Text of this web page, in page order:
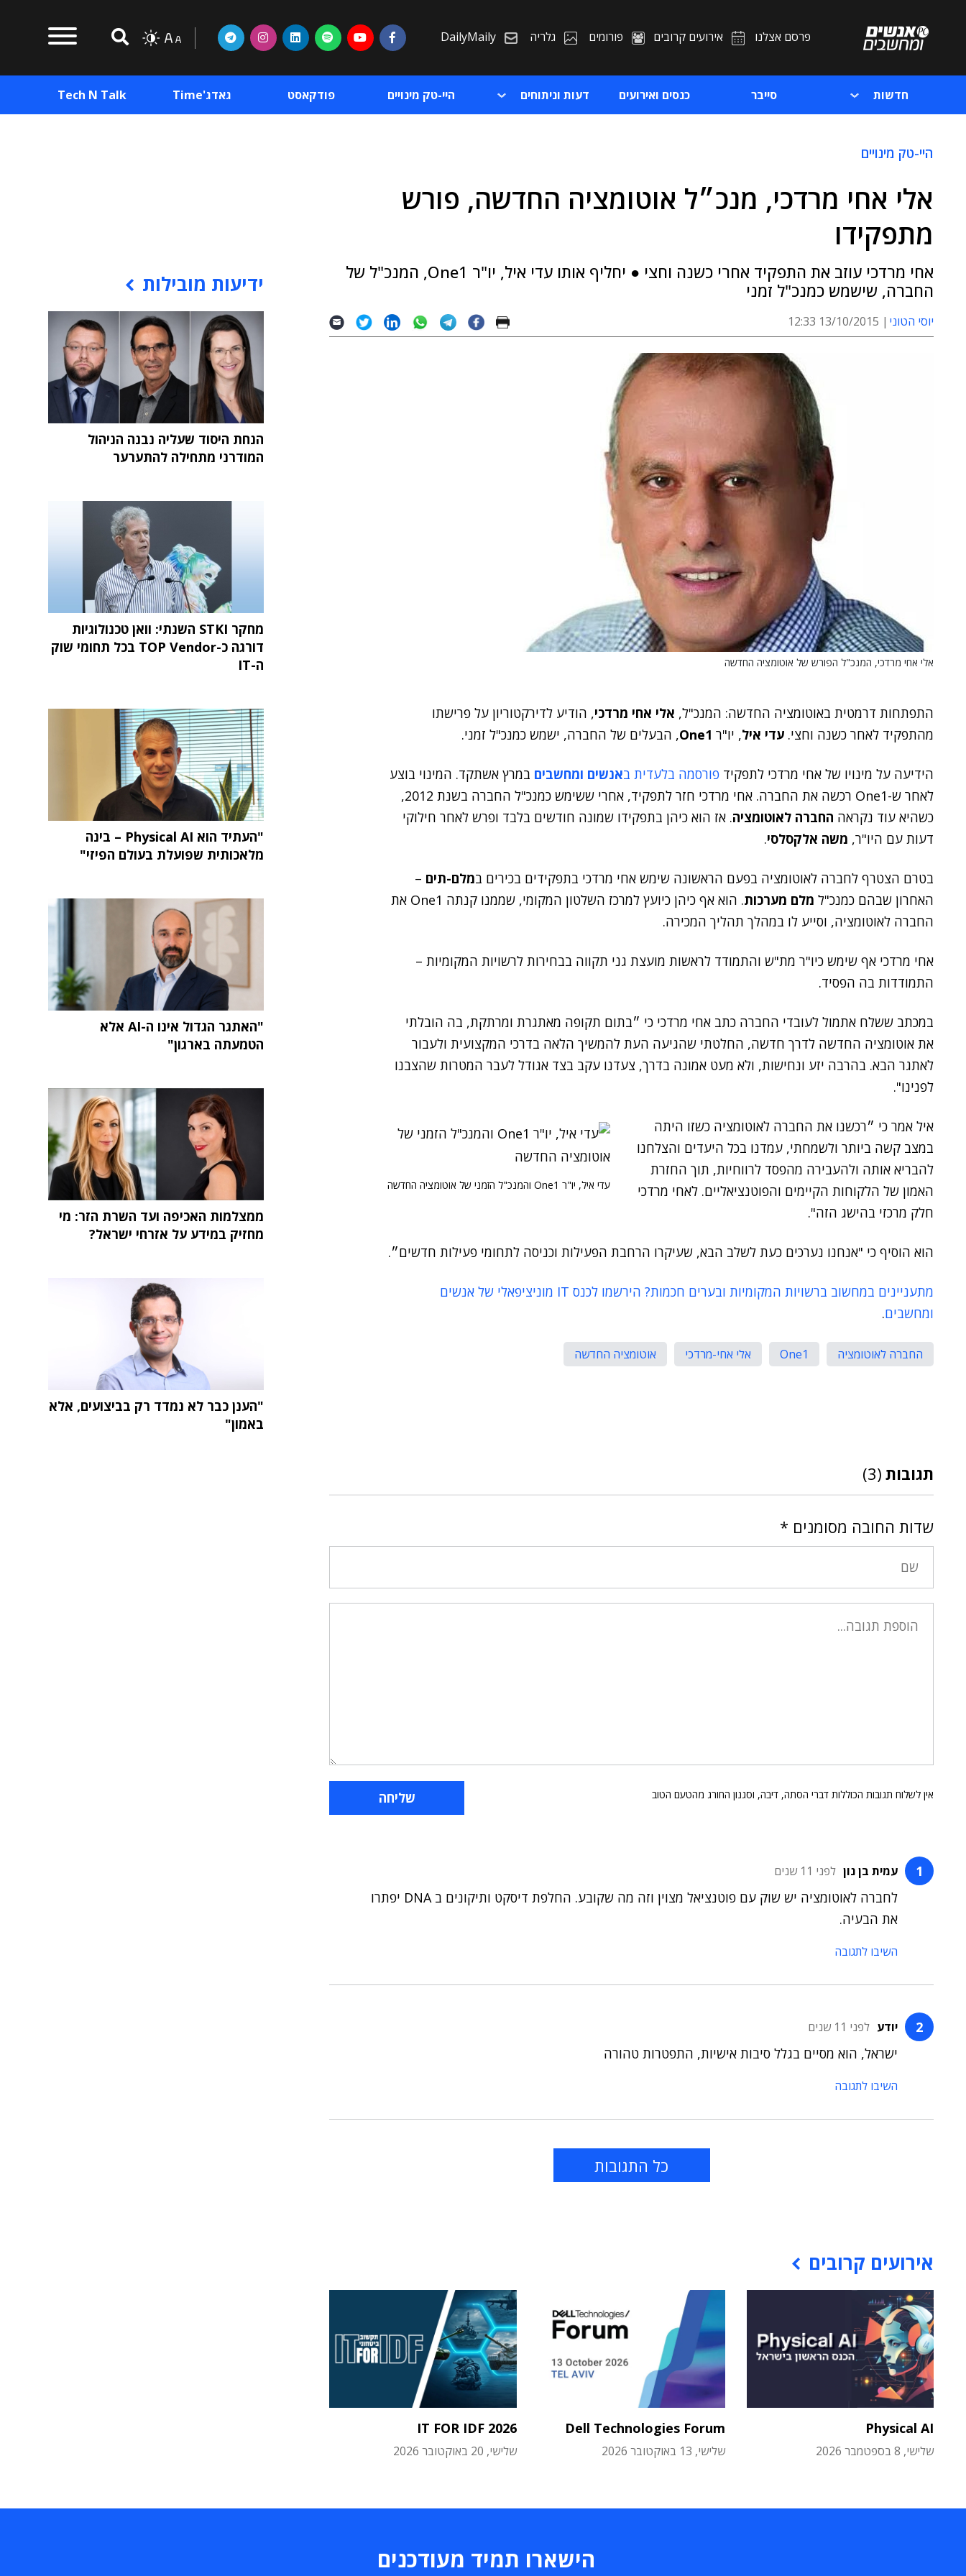
פרסם אצלנו אירועים קרובים פורומים גלריה DailyMaily
חדשות סייבר כנסים ואירועים דעות וניתוחים היי-טק מינויים פודקאסט גאדג'Time Tech N Talk
היי-טק מינויים
אלי אחי מרדכי, מנכ״ל אוטומציה החדשה, פורש
מתפקידו
אחי מרדכי עוזב את התפקיד אחרי כשנה וחצי ● יחליף אותו עדי איל, יו"ר One1, המנכ"ל של
החברה, שישמש כמנכ"ל זמני
יוסי הטוני 13/10/2015 12:33
אלי אחי מרדכי, המנכ"ל הפורש של אוטומציה החדשה
התפתחות דרמטית באוטומציה החדשה: המנכ"ל, אלי אחי מרדכי, הודיע לדירקטוריון על פרישתו
מהתפקיד לאחר כשנה וחצי. עדי איל, יו"ר One1, הבעלים של החברה, ישמש כמנכ"ל זמני.
הידיעה על מינויו של אחי מרדכי לתפקיד פורסמה בלעדית באנשים ומחשבים במרץ אשתקד. המינוי בוצע
לאחר ש-One1 רכשה את החברה. אחי מרדכי חזר לתפקיד, אחרי ששימש כמנכ"ל החברה בשנת 2012,
כשהיא עוד נקראה החברה לאוטומציה. אז הוא כיהן בתפקידו שמונה חודשים בלבד ופרש לאחר חילוקי
דעות עם היו"ר, משה אלקסלסי.
בטרם הצטרף לחברה לאוטומציה בפעם הראשונה שימש אחי מרדכי בתפקידים בכירים במלם-תים –
האחרון שבהם כמנכ"ל מלם מערכות
. הוא אף כיהן כיועץ למרכז השלטון המקומי, שממנו קנתה One1 את
החברה לאוטומציה, וסייע לו במהלך תהליך המכירה.
אחי מרדכי אף שימש כיו"ר מת"ש והתמודד לראשות מועצת גני תקווה בבחירות לרשויות המקומיות –
התמודדות בה הפסיד.
במכתב ששלח אתמול לעובדי החברה כתב אחי מרדכי כי ״בתום תקופה מאתגרת ומרתקת, בה הובלתי
את אוטומציה החדשה לדרך חדשה, החלטתי שהגיעה העת להמשיך הלאה בדרכי המקצועית ולעבור
לאתגר הבא. בהרבה יזע ונחישות, ולא מעט אמונה בדרך, צעדנו עקב בצד אגודל לעבר המטרות שהצבנו
לפנינו".
עדי איל, יו"ר One1 והמנכ"ל הזמני של אוטומציה החדשה
איל אמר כי ״רכשנו את החברה לאוטומציה כשזו היתה
במצב קשה ביותר ולשמחתי, עמדנו בכל היעדים והצלחנו
להבריא אותה ולהעבירה מהפסד לרווחיות, תוך החזרת
האמון של הלקוחות הקיימים והפוטנציאליים. לאחי מרדכי
חלק מרכזי בהישג הזה".
הוא הוסיף כי "אנחנו נערכים כעת לשלב הבא, שעיקרו הרחבת הפעילות וכניסה לתחומי פעילות חדשים״.
מתעניינים במחשוב ברשויות המקומיות ובערים חכמות? הירשמו לכנס IT מוניציפאלי של אנשים
ומחשבים.
החברה לאוטומציה One1 אלי אחי-מרדכי אוטומציה החדשה
תגובות (3)
שדות החובה מסומנים *
אין לשלוח תגובות הכוללות דברי הסתה, דיבה, וסגנון החורג מהטעם הטוב
עמית בן נון לפני 11 שנים
לחברה לאוטומציה יש שוק עם פוטנציאל מצוין וזה מה שקובע. החלפת דיסקט ותיקונים ב DNA יפתרו
את הבעיה.
השיבו לתגובה
יודע לפני 11 שנים
ישראל, הוא מסיים בגלל סיבות אישיות, התפטרות טהורה
השיבו לתגובה
כל התגובות
אירועים קרובים
Physical AI
שלישי, 8 בספטמבר 2026
Dell Technologies Forum
שלישי, 13 באוקטובר 2026
IT FOR IDF 2026
שלישי, 20 באוקטובר 2026
ידיעות מובילות
הנחת היסוד שעליה נבנה הניהול
המודרני מתחילה להתערער
מחקר STKI השנתי: וואן טכנולוגיות
דורגה כ-TOP Vendor בכל תחומי שוק
ה-IT
"העתיד הוא Physical AI – בינה
מלאכותית שפועלת בעולם הפיזי"
"האתגר הגדול אינו ה-AI אלא
הטמעתה בארגון"
ממצלמות האכיפה ועד השרת הזר: מי
מחזיק במידע על אזרחי ישראל?
"הענן כבר לא נמדד רק בביצועים, אלא
באמון"
הישארו תמיד מעודכנים